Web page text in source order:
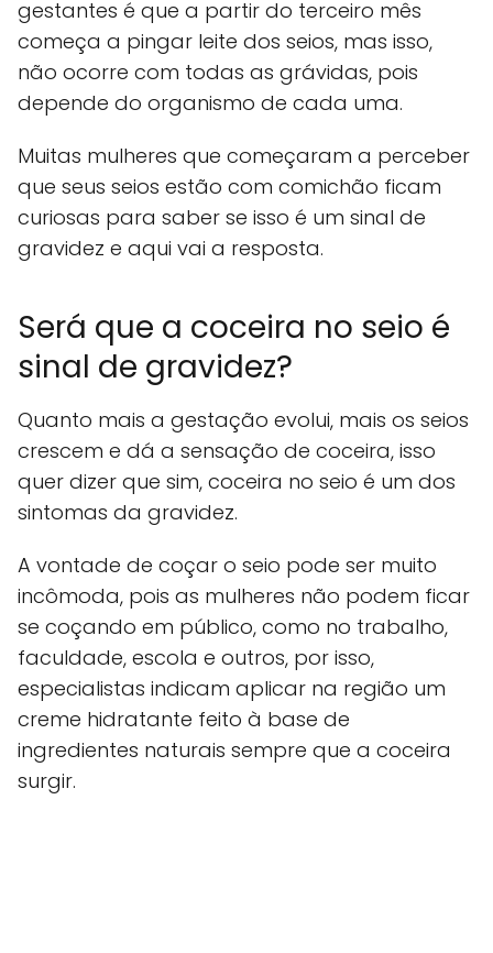
gestantes é que a partir do terceiro mês
começa a pingar leite dos seios, mas isso,
não ocorre com todas as grávidas, pois
depende do organismo de cada uma.
Muitas mulheres que começaram a perceber
que seus seios estão com comichão ficam
curiosas para saber se isso é um sinal de
gravidez e aqui vai a resposta.
Será que a coceira no seio é
sinal de gravidez?
Quanto mais a gestação evolui, mais os seios
crescem e dá a sensação de coceira, isso
quer dizer que sim, coceira no seio é um dos
sintomas da gravidez.
A vontade de coçar o seio pode ser muito
incômoda, pois as mulheres não podem ficar
se coçando em público, como no trabalho,
faculdade, escola e outros, por isso,
especialistas indicam aplicar na região um
creme hidratante feito à base de
ingredientes naturais sempre que a coceira
surgir.